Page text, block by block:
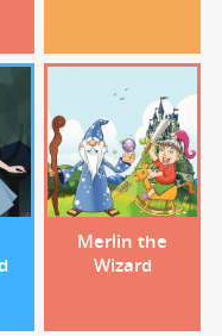
Merlin the
Wizard